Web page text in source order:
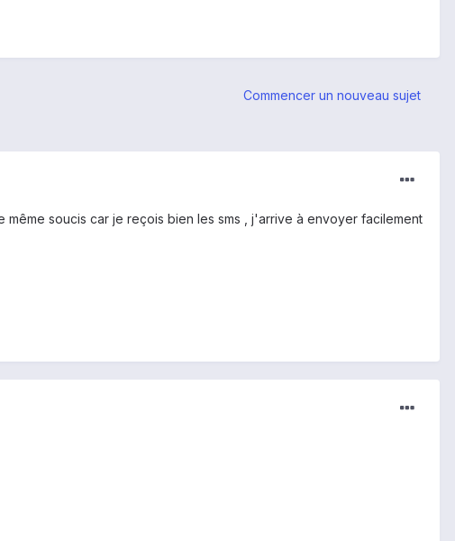
Commencer un nouveau sujet
soucis car je reçois bien les sms , j'arrive à envoyer facilement